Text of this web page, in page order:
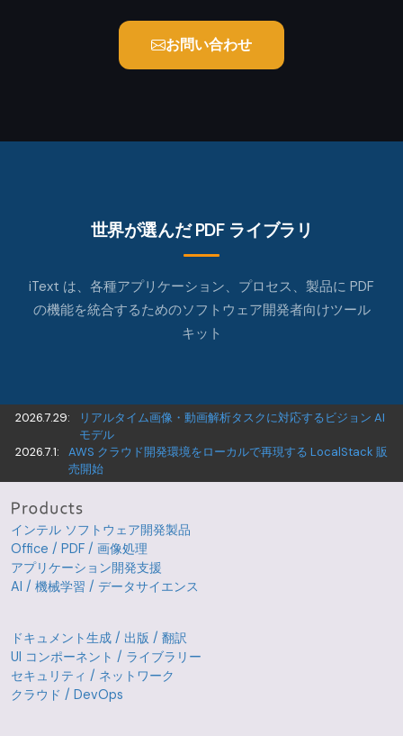
お問い合わせ
世界が選んだ PDF ライブラリ
iText は、各種アプリケーション、プロセス、製品に PDF
の機能を統合するためのソフトウェア開発者向けツール
キット
2026.7.29:
リアルタイム画像・動画解析タスクに対応するビジョン AI
モデル
2026.7.1:
AWS クラウド開発環境をローカルで再現する LocalStack 販
売開始
インテル ソフトウェア開発製品
Office / PDF / 画像処理
アプリケーション開発支援
AI / 機械学習 / データサイエンス
ドキュメント生成 / 出版 / 翻訳
UI コンポーネント / ライブラリー
セキュリティ / ネットワーク
クラウド / DevOps